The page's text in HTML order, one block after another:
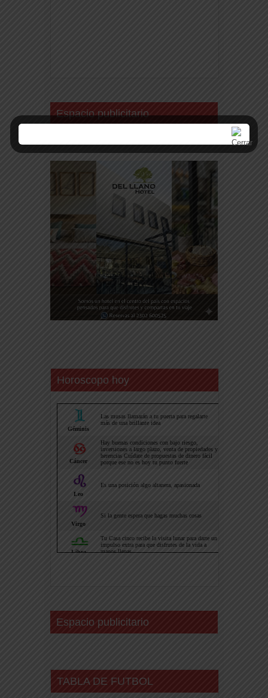
Espacio publicitario
Horoscopo hoy
Espacio publicitario
TABLA DE FUTBOL